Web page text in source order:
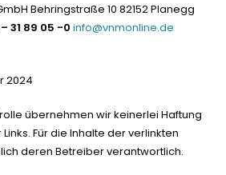
Behringstraße 10 82152 Planegg
31 89 05 -0 info@vnmonline.de
2024
übernehmen wir keinerlei Haftung
Für die Inhalte der verlinkten
deren Betreiber verantwortlich.